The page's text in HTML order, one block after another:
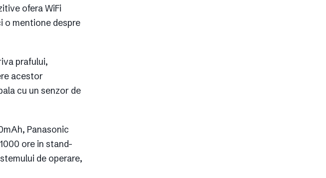
ofera WiFi
o mentione despre
prafului,
acestor
cu un senzor de
Panasonic
ore in stand-
de operare,